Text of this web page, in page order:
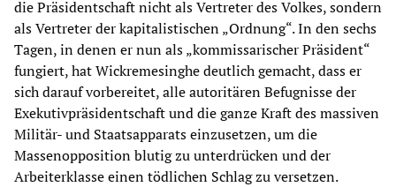
die Präsidentschaft nicht als Vertreter des Volkes, sondern
als Vertreter der kapitalistischen „Ordnung“. In den sechs
Tagen, in denen er nun als „kommissarischer Präsident“
fungiert, hat Wickremesinghe deutlich gemacht, dass er
sich darauf vorbereitet, alle autoritären Befugnisse der
Exekutivpräsidentschaft und die ganze Kraft des massiven
Militär- und Staatsapparats einzusetzen, um die
Massenopposition blutig zu unterdrücken und der
Arbeiterklasse einen tödlichen Schlag zu versetzen.